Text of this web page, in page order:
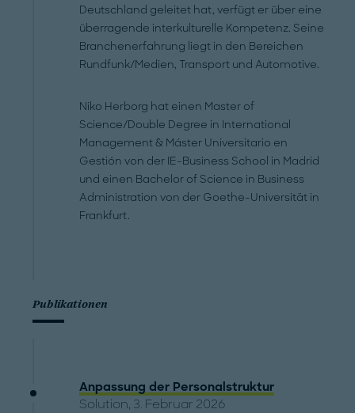
Deutschland geleitet hat, verfügt er über eine
überragende interkulturelle Kompetenz. Seine
Branchenerfahrung liegt in den Bereichen
Rundfunk/Medien, Transport und Automotive.
Niko Herborg hat einen Master of
Science/Double Degree in International
Management & Máster Universitario en
Gestión von der IE-Business School in Madrid
und einen Bachelor of Science in Business
Administration von der Goethe-Universität in
Frankfurt.
Publikationen
Anpassung der Personalstruktur
Solution, 3. Februar 2026